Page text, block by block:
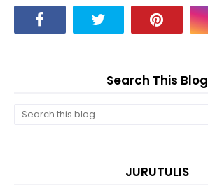
Search This Blog
JURUTULIS